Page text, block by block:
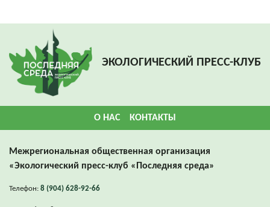
ЭКОЛОГИЧЕСКИЙ ПРЕСС-КЛУБ
О НАС КОНТАКТЫ
Межрегиональная общественная организация
«Экологический пресс-клуб «Последняя среда»
Телефон: 8 (904) 628-92-66